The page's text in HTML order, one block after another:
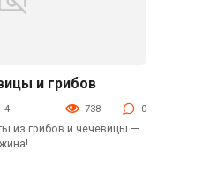
и грибов
4 738 0
из грибов и чечевицы —